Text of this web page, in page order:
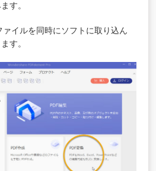
す。
ァイルを同時にソフトに取り込ん
す。